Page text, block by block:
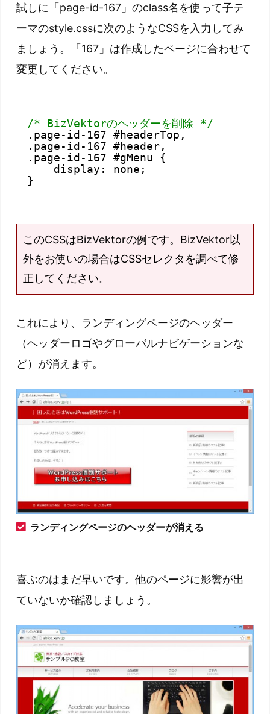
試しに「page-id-167」のclass名を使って子テ
ーマのstyle.cssに次のようなCSSを入力してみ
ましょう。「167」は作成したページに合わせて
変更してください。
/* BizVektorのヘッダーを削除 */
.page-id-167 #headerTop,
.page-id-167 #header,
.page-id-167 #gMenu {
display: none;
}
このCSSはBizVektorの例です。BizVektor以
外をお使いの場合はCSSセレクタを調べて修
正してください。
これにより、ランディングページのヘッダー
（ヘッダーロゴやグローバルナビゲーションな
ど）が消えます。
ランディングページのヘッダーが消える
喜ぶのはまだ早いです。他のページに影響が出
ていないか確認しましょう。